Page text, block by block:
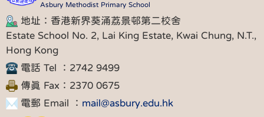
Asbury Methodist Primary School
地址：香港新界葵涌荔景邨第二校舍
Estate School No. 2, Lai King Estate, Kwai Chung, N.T.,
Hong Kong
電話 Tel ：2742 9499
傳真 Fax：2370 0675
電郵 Email ： mail@asbury.edu.hk